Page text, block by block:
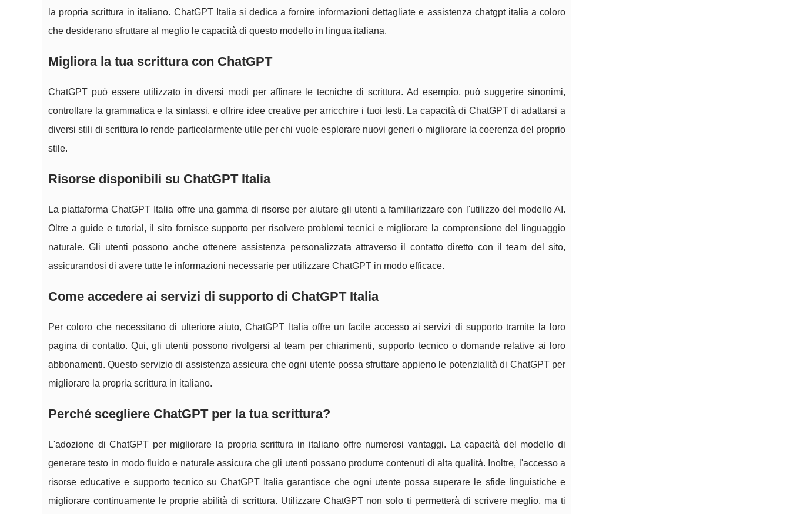
la propria scrittura in italiano. ChatGPT Italia si dedica a fornire informazioni dettagliate e assistenza chatgpt italia a coloro
che desiderano sfruttare al meglio le capacità di questo modello in lingua italiana.
Migliora la tua scrittura con ChatGPT
ChatGPT può essere utilizzato in diversi modi per affinare le tecniche di scrittura. Ad esempio, può suggerire sinonimi,
controllare la grammatica e la sintassi, e offrire idee creative per arricchire i tuoi testi. La capacità di ChatGPT di adattarsi a
diversi stili di scrittura lo rende particolarmente utile per chi vuole esplorare nuovi generi o migliorare la coerenza del proprio
stile.
Risorse disponibili su ChatGPT Italia
La piattaforma ChatGPT Italia offre una gamma di risorse per aiutare gli utenti a familiarizzare con l'utilizzo del modello AI.
Oltre a guide e tutorial, il sito fornisce supporto per risolvere problemi tecnici e migliorare la comprensione del linguaggio
naturale. Gli utenti possono anche ottenere assistenza personalizzata attraverso il contatto diretto con il team del sito,
assicurandosi di avere tutte le informazioni necessarie per utilizzare ChatGPT in modo efficace.
Come accedere ai servizi di supporto di ChatGPT Italia
Per coloro che necessitano di ulteriore aiuto, ChatGPT Italia offre un facile accesso ai servizi di supporto tramite la loro
pagina di contatto. Qui, gli utenti possono rivolgersi al team per chiarimenti, supporto tecnico o domande relative ai loro
abbonamenti. Questo servizio di assistenza assicura che ogni utente possa sfruttare appieno le potenzialità di ChatGPT per
migliorare la propria scrittura in italiano.
Perché scegliere ChatGPT per la tua scrittura?
L'adozione di ChatGPT per migliorare la propria scrittura in italiano offre numerosi vantaggi. La capacità del modello di
generare testo in modo fluido e naturale assicura che gli utenti possano produrre contenuti di alta qualità. Inoltre, l'accesso a
risorse educative e supporto tecnico su ChatGPT Italia garantisce che ogni utente possa superare le sfide linguistiche e
migliorare continuamente le proprie abilità di scrittura. Utilizzare ChatGPT non solo ti permetterà di scrivere meglio, ma ti